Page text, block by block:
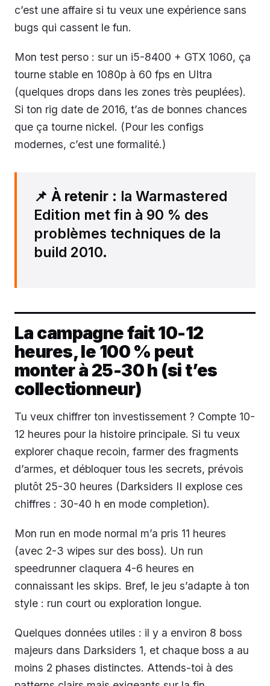
c’est une affaire si tu veux une expérience sans
bugs qui cassent le fun.
Mon test perso : sur un i5-8400 + GTX 1060, ça
tourne stable en 1080p à 60 fps en Ultra
(quelques drops dans les zones très peuplées).
Si ton rig date de 2016, t’as de bonnes chances
que ça tourne nickel. (Pour les configs
modernes, c’est une formalité.)
📌 À retenir : la Warmastered
Edition met fin à 90 % des
problèmes techniques de la
build 2010.
La campagne fait 10-12
heures, le 100 % peut
monter à 25-30 h (si t’es
collectionneur)
Tu veux chiffrer ton investissement ? Compte 10-
12 heures pour la histoire principale. Si tu veux
explorer chaque recoin, farmer des fragments
d’armes, et débloquer tous les secrets, prévois
plutôt 25-30 heures (Darksiders II explose ces
chiffres : 30-40 h en mode completion).
Mon run en mode normal m’a pris 11 heures
(avec 2-3 wipes sur des boss). Un run
speedrunner claquera 4-6 heures en
connaissant les skips. Bref, le jeu s’adapte à ton
style : run court ou exploration longue.
Quelques données utiles : il y a environ 8 boss
majeurs dans Darksiders 1, et chaque boss a au
moins 2 phases distinctes. Attends-toi à des